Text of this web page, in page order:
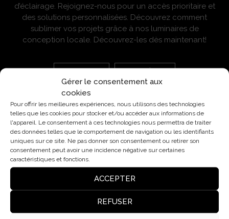
Gérer le consentement aux
cookies
Pour offrir les meilleures expériences, nous utilisons des technologies
telles que les cookies pour stocker et/ou accéder aux informations de
l'appareil. Le consentement à ces technologies nous permettra de traiter
des données telles que le comportement de navigation ou les identifiants
uniques sur ce site. Ne pas donner son consentement ou retirer son
consentement peut avoir une incidence négative sur certaines
caractéristiques et fonctions.
ACCEPTER
REFUSER
d’éclairage. Rejoignez-nous pour un accès prioritaire et
des solutions personnalisées. Découvrez comment
sublimer vos projets grâce à nos luminaires de
conception locale. Découvrez-les dès maintenant!
Pl. Cardona, 7, Bjs 2ª, 08006 Barcelona (Espagne)
insolit@insolitbcn.com
+34 932 50 76 40